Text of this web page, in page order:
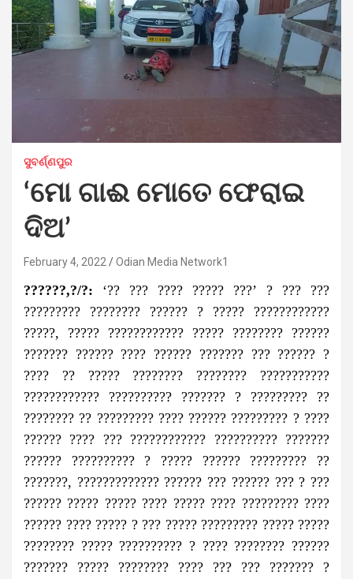
ସୁବର୍ଣ୍ଣପୁର
‘ମୋ ଗାଈ ମୋତେ ଫେରାଇ
ଦିଅ’
February 4, 2022 Odian Media Network1
??????,?/?: ‘?? ??? ???? ????? ???’ ? ??? ???
????????? ???????? ?????? ? ????? ????????????
?????, ????? ???????????? ????? ???????? ??????
??????? ?????? ???? ?????? ??????? ??? ?????? ?
???? ?? ????? ???????? ???????? ???????????
???????????? ?????????? ??????? ? ????????? ??
???????? ?? ????????? ???? ?????? ????????? ? ????
?????? ???? ??? ???????????? ?????????? ???????
?????? ?????????? ? ????? ?????? ????????? ??
???????, ????????????? ?????? ??? ?????? ??? ? ???
?????? ????? ????? ???? ????? ???? ????????? ????
?????? ???? ????? ? ??? ????? ????????? ????? ?????
???????? ????? ?????????? ? ???? ???????? ??????
??????? ????? ???????? ???? ??? ??? ??????? ?